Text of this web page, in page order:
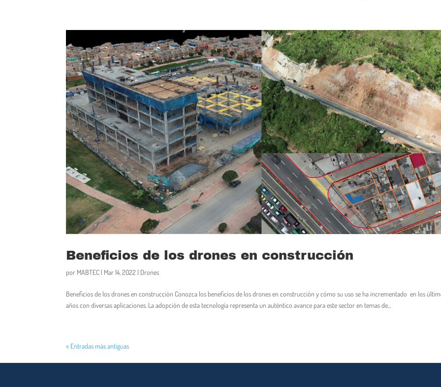
Beneficios de los drones en construcción
por MABTEC | Mar 14, 2022 | Drones
Beneficios de los drones en construcción Conozca los beneficios de los drones en construcción y cómo su uso se ha incrementado en los
años con diversas aplicaciones. La adopción de esta tecnología representa un auténtico avance para este sector en temas de...
« Entradas más antiguas